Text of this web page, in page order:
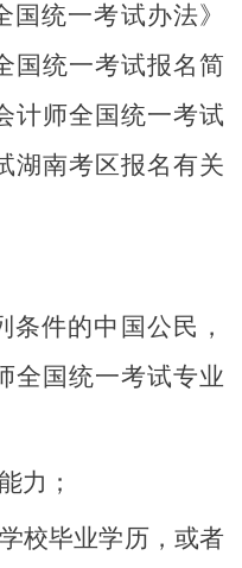
统一考试办法》
国统一考试报名简
计师全国统一考试
湖南考区报名有关
条件的中国公民，
全国统一考试专业
力；
校毕业学历，或者